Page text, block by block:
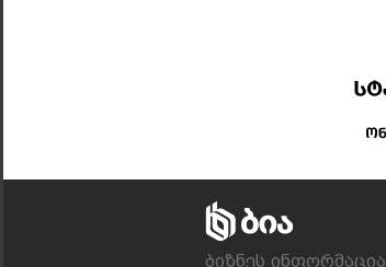
ბიზნეს ინფორმაცია